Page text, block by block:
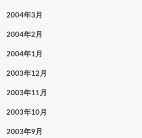
2004年3月
2004年2月
2004年1月
2003年12月
2003年11月
2003年10月
2003年9月